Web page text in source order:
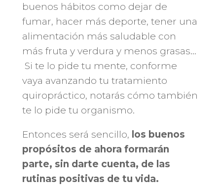
buenos hábitos como dejar de
fumar, hacer más deporte, tener una
alimentación más saludable con
más fruta y verdura y menos grasas…
Si te lo pide tu mente, conforme
vaya avanzando tu tratamiento
quiropráctico, notarás cómo también
te lo pide tu organismo.
Entonces será sencillo, los buenos
propósitos de ahora formarán
parte, sin darte cuenta, de las
rutinas positivas de tu vida.